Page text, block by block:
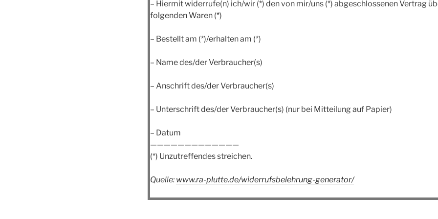
– Hiermit widerrufe(n) ich/wir (*) den von mir/uns (*) abgeschlossenen Vertrag
folgenden Waren (*)
– Bestellt am (*)/erhalten am (*)
– Name des/der Verbraucher(s)
– Anschrift des/der Verbraucher(s)
– Unterschrift des/der Verbraucher(s) (nur bei Mitteilung auf Papier)
– Datum
—————————————
(*) Unzutreffendes streichen.
Quelle: www.ra-plutte.de/widerrufsbelehrung-generator/